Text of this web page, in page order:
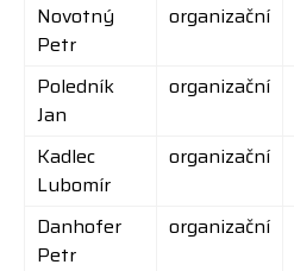
Novotný
Petr
organizační
Poledník
Jan
organizační
Kadlec
Lubomír
organizační
Danhofer
Petr
organizační